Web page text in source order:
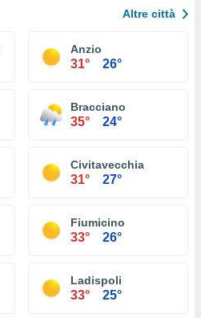
Altre città
Anzio
31° 26°
Bracciano
35° 24°
Civitavecchia
31° 27°
Fiumicino
33° 26°
Ladispoli
33° 25°